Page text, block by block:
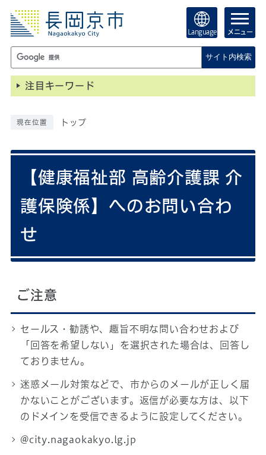
Language メニュー
サイト内検索
注目キーワード
現在位置 トップ
【健康福祉部 高齢介護課 介
護保険係】へのお問い合わ
せ
ご注意
セールス・勧誘や、趣旨不明な問い合わせおよび
「回答を希望しない」を選択された場合は、回答し
ておりません。
迷惑メール対策などで、市からのメールが正しく届
かないことがございます。返信が必要な方は、以下
のドメインを受信できるように設定してください。
@city.nagaokakyo.lg.jp